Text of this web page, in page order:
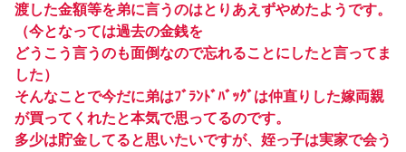
渡した金額等を弟に言うのはとりあえずやめたようです。
（今となっては過去の金銭を
どうこう言うのも面倒なので忘れることにしたと言ってま
した）
そんなことで今だに弟はﾌﾞﾗﾝﾄﾞﾊﾞｯｸﾞは仲直りした嫁両親
が買ってくれたと本気で思ってるのです。
多少は貯金してると思いたいですが、姪っ子は実家で会う